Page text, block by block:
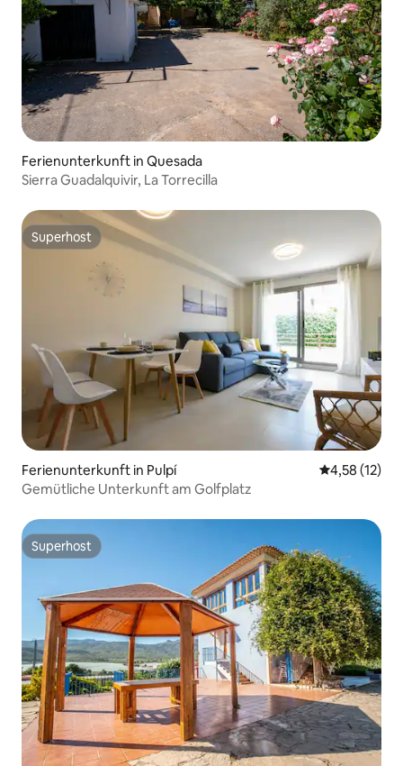
Ferienunterkunft in Quesada
Sierra Guadalquivir, La Torrecilla
Superhost
Superhost
Ferienunterkunft in Pulpí
4,58 (12)
Gemütliche Unterkunft am Golfplatz
Superhost
Superhost